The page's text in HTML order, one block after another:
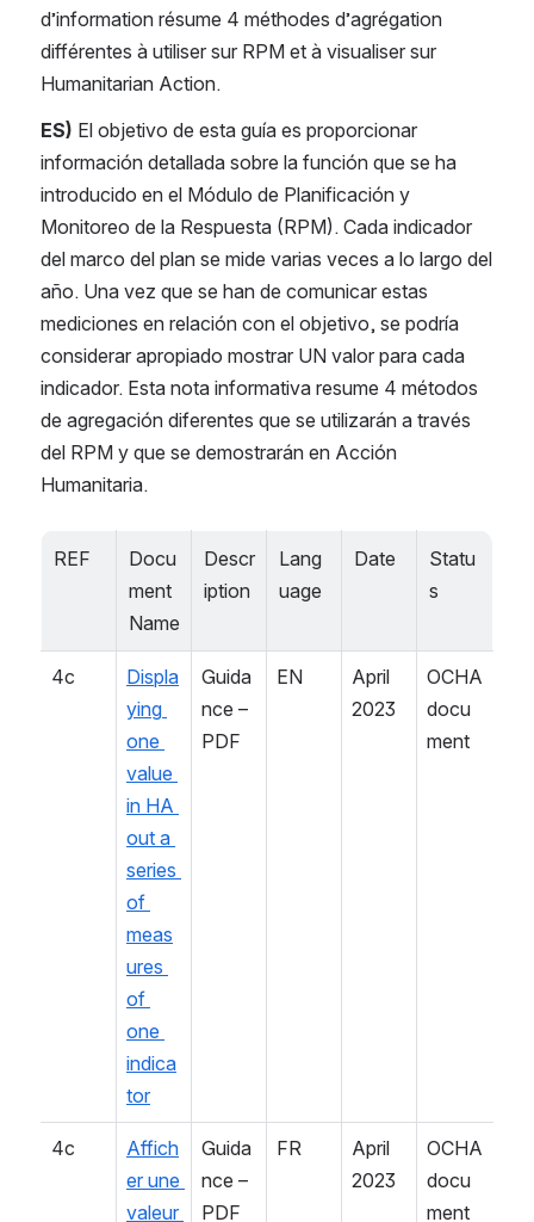
d’information résume 4 méthodes d’agrégation
différentes à utiliser sur RPM et à visualiser sur
Humanitarian Action.
ES) El objetivo de esta guía es proporcionar
información detallada sobre la función que se ha
introducido en el Módulo de Planificación y
Monitoreo de la Respuesta (RPM). Cada indicador
del marco del plan se mide varias veces a lo largo del
año. Una vez que se han de comunicar estas
mediciones en relación con el objetivo, se podría
considerar apropiado mostrar UN valor para cada
indicador. Esta nota informativa resume 4 métodos
de agregación diferentes que se utilizarán a través
del RPM y que se demostrarán en Acción
Humanitaria.
REF
Docu
ment
Name
Descr
iption
Lang
uage
Date
Statu
s
4c
Displa
ying
one
value
in HA
out a
series
of
meas
ures
of
one
indica
tor
Guida
nce –
PDF
EN
April
2023
OCHA
docu
ment
4c
Affich
er une
valeur
Guida
nce –
PDF
FR
April
2023
OCHA
docu
ment